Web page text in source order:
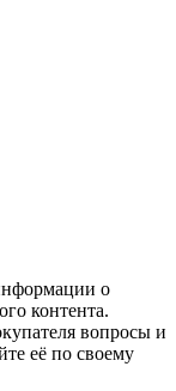
о
контента.
вопросы и
её по своему